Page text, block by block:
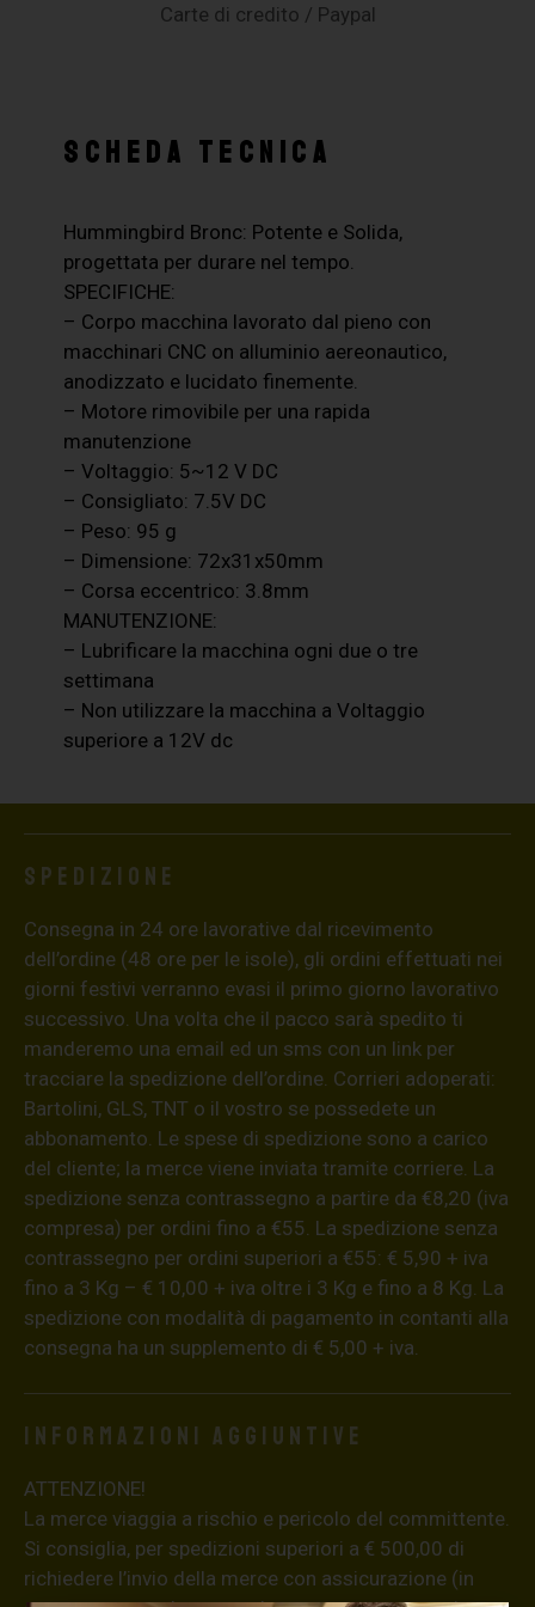
Carte di credito / Paypal
SCHEDA TECNICA
Hummingbird Bronc: Potente e Solida,
progettata per durare nel tempo.
SPECIFICHE:
– Corpo macchina lavorato dal pieno con
macchinari CNC on alluminio aereonautico,
anodizzato e lucidato finemente.
– Motore rimovibile per una rapida
manutenzione
– Voltaggio: 5~12 V DC
– Consigliato: 7.5V DC
– Peso: 95 g
– Dimensione: 72x31x50mm
– Corsa eccentrico: 3.8mm
MANUTENZIONE:
– Lubrificare la macchina ogni due o tre
settimana
– Non utilizzare la macchina a Voltaggio
superiore a 12V dc
Spedizione
Consegna in 24 ore lavorative dal ricevimento
dell’ordine (48 ore per le isole), gli ordini effettuati nei
giorni festivi verranno evasi il primo giorno lavorativo
successivo. Una volta che il pacco sarà spedito ti
manderemo una email ed un sms con un link per
tracciare la spedizione dell’ordine. Corrieri adoperati:
Bartolini, GLS, TNT o il vostro se possedete un
abbonamento. Le spese di spedizione sono a carico
del cliente; la merce viene inviata tramite corriere. La
spedizione senza contrassegno a partire da €8,20 (iva
compresa) per ordini fino a €55. La spedizione senza
contrassegno per ordini superiori a €55: € 5,90 + iva
fino a 3 Kg – € 10,00 + iva oltre i 3 Kg e fino a 8 Kg. La
spedizione con modalità di pagamento in contanti alla
consegna ha un supplemento di € 5,00 + iva.
Informazioni aggiuntive
ATTENZIONE!
La merce viaggia a rischio e pericolo del committente.
Si consiglia, per spedizioni superiori a € 500,00 di
richiedere l’invio della merce con assicurazione (in